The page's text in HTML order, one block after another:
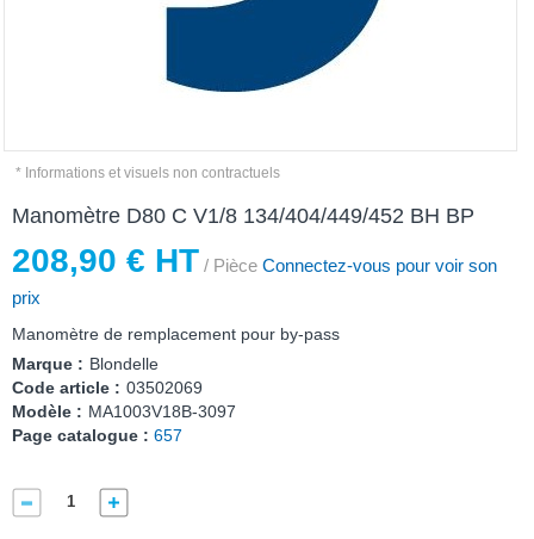
* Informations et visuels non contractuels
Manomètre D80 C V1/8 134/404/449/452 BH BP
208,90 € HT / Pièce Connectez-vous pour voir son
prix
Manomètre de remplacement pour by-pass
Marque : Blondelle
Code article : 03502069
Modèle : MA1003V18B-3097
Page catalogue : 657